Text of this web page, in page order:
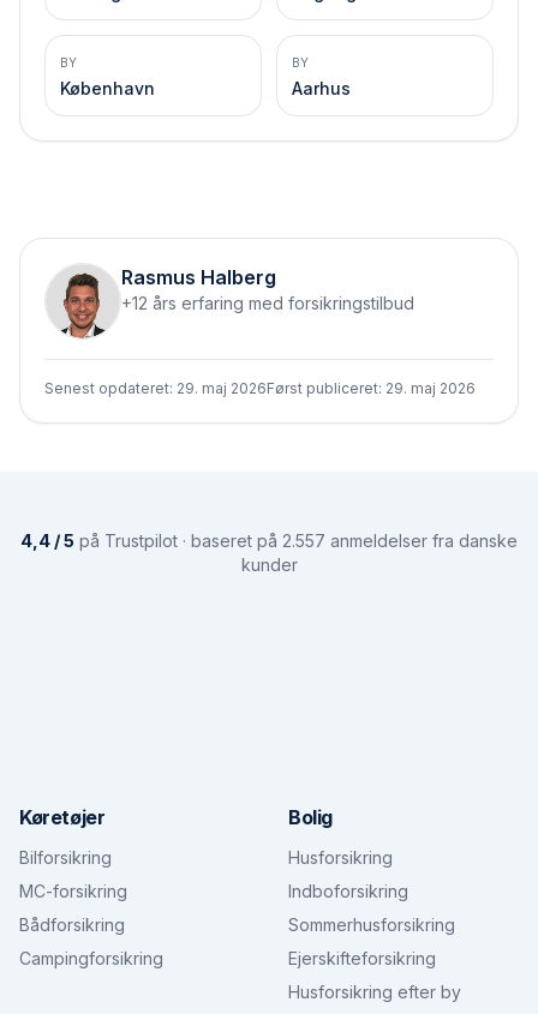
BY
København
BY
Aarhus
Rasmus Halberg
+12 års erfaring med forsikringstilbud
Senest opdateret: 29. maj 2026Først publiceret: 29. maj 2026
4,4 / 5 på Trustpilot · baseret på 2.557 anmeldelser fra danske
kunder
Køretøjer
Bilforsikring
MC-forsikring
Bådforsikring
Campingforsikring
Bolig
Husforsikring
Indboforsikring
Sommerhusforsikring
Ejerskifteforsikring
Husforsikring efter by